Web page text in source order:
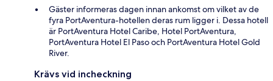
Gäster informeras dagen innan ankomst om vilket av de
fyra PortAventura-hotellen deras rum ligger i. Dessa hotell
är PortAventura Hotel Caribe, Hotel PortAventura,
PortAventura Hotel El Paso och PortAventura Hotel Gold
River.
Krävs vid incheckning